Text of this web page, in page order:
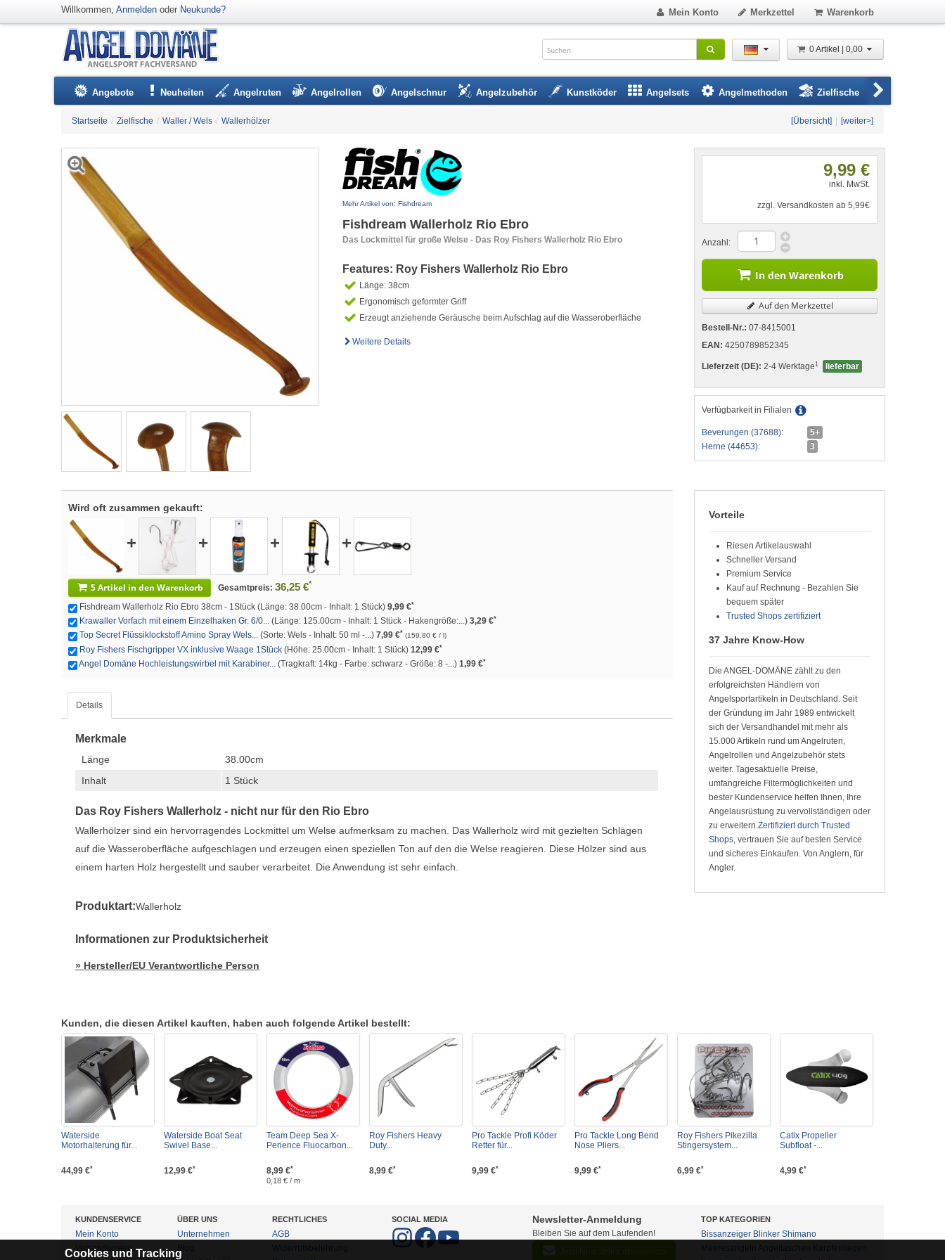
Willkommen, Anmelden oder Neukunde? Mein Konto Merkzettel Warenkorb
0 Artikel | 0,00
Angebote Neuheiten Angelruten Angelrollen Angelschnur Angelzubehör Kunstköder Angelsets Angelmethoden Zielfische
Startseite / Zielfische / Waller / Wels / Wallerhölzer [Übersicht] [weiter>]
Mehr Artikel von: Fishdream
Fishdream Wallerholz Rio Ebro
Das Lockmittel für große Welse - Das Roy Fishers Wallerholz Rio Ebro
Features: Roy Fishers Wallerholz Rio Ebro
Länge: 38cm
Ergonomisch geformter Griff
Erzeugt anziehende Geräusche beim Aufschlag auf die Wasseroberfläche
Weitere Details
9,99 €
inkl. MwSt.
zzgl. Versandkosten ab 5,99€
Anzahl:
In den Warenkorb
Auf den Merkzettel
Bestell-Nr.: 07-8415001
EAN: 4250789852345
Lieferzeit (DE): 2-4 Werktage 1 lieferbar
Verfügbarkeit in Filialen
Beverungen (37688):
5+
Herne (44653):
3
Wird oft zusammen gekauft:
+ + + +
5 Artikel in den Warenkorb Gesamtpreis: 36,25 €*
Fishdream Wallerholz Rio Ebro 38cm - 1Stück (Länge: 38.00cm - Inhalt: 1 Stück) 9,99 €*
Krawaller Vorfach mit einem Einzelhaken Gr. 6/0... (Länge: 125.00cm - Inhalt: 1 Stück - Hakengröße:...) 3,29 €*
Top Secret Flüssiklockstoff Amino Spray Wels... (Sorte: Wels - Inhalt: 50 ml -...) 7,99 €* (159,80 € / l)
Roy Fishers Fischgripper VX inklusive Waage 1Stück (Höhe: 25.00cm - Inhalt: 1 Stück) 12,99 €*
Angel Domäne Hochleistungswirbel mit Karabiner... (Tragkraft: 14kg - Farbe: schwarz - Größe: 8 -...) 1,99 €*
Details
Merkmale
Länge
38.00cm
Inhalt
1 Stück
Das Roy Fishers Wallerholz - nicht nur für den Rio Ebro
Wallerhölzer sind ein hervorragendes Lockmittel um Welse aufmerksam zu machen. Das Wallerholz wird mit gezielten Schlägen
auf die Wasseroberfläche aufgeschlagen und erzeugen einen speziellen Ton auf den die Welse reagieren. Diese Hölzer sind aus
einem harten Holz hergestellt und sauber verarbeitet. Die Anwendung ist sehr einfach.
Produktart:Wallerholz
Informationen zur Produktsicherheit
» Hersteller/EU Verantwortliche Person
Vorteile
Riesen Artikelauswahl
Schneller Versand
Premium Service
Kauf auf Rechnung - Bezahlen Sie
bequem später
Trusted Shops zertifiziert
37 Jahre Know-How
Die ANGEL-DOMÄNE zählt zu den
erfolgreichsten Händlern von
Angelsportartikeln in Deutschland. Seit
der Gründung im Jahr 1989 entwickelt
sich der Versandhandel mit mehr als
15.000 Artikeln rund um Angelruten,
Angelrollen und Angelzubehör stets
weiter. Tagesaktuelle Preise,
umfangreiche Filtermöglichkeiten und
bester Kundenservice helfen Ihnen, Ihre
Angelausrüstung zu vervollständigen oder
zu erweitern.Zertifiziert durch Trusted
Shops, vertrauen Sie auf besten Service
und sicheres Einkaufen. Von Anglern, für
Angler.
Kunden, die diesen Artikel kauften, haben auch folgende Artikel bestellt:
Waterside
Motorhalterung für...
44,99 €*
Waterside Boat Seat
Swivel Base...
12,99 €*
Team Deep Sea X-
Perience Fluocarbon...
8,99 €*
0,18 € / m
Roy Fishers Heavy
Duty...
8,99 €*
Pro Tackle Profi Köder
Retter für...
9,99 €*
Pro Tackle Long Bend
Nose Pliers...
9,99 €*
Roy Fishers Pikezilla
Stingersystem...
6,99 €*
Catix Propeller
Subfloat -...
4,99 €*
KUNDENSERVICE
Mein Konto
Versandkosten
ÜBER UNS
Unternehmen
RECHTLICHES
AGB
SOCIAL MEDIA Newsletter-Anmeldung
Bleiben Sie auf dem Laufenden!
Jetzt Newsletter abonnieren
TOP KATEGORIEN
Bissanzeiger Blinker Shimano
Cookies und Tracking